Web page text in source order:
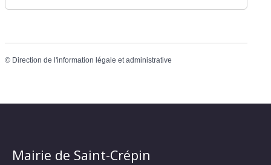
© Direction de l'information légale et administrative
Mairie de Saint-Crépin